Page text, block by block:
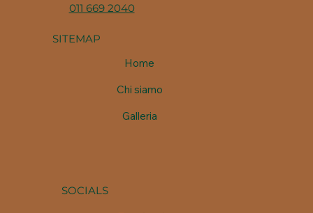
011 669 2040
SITEMAP
Home
Chi siamo
Galleria
SOCIALS